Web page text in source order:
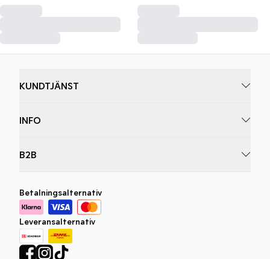
KUNDTJÄNST
INFO
B2B
Betalningsalternativ
Leveransalternativ